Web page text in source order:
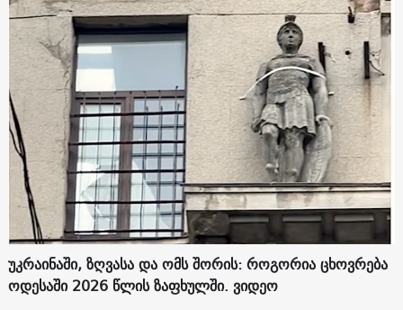
უკრაინაში, ზღვასა და ომს შორის: როგორია ცხოვრება
ოდესაში 2026 წლის ზაფხულში. ვიდეო